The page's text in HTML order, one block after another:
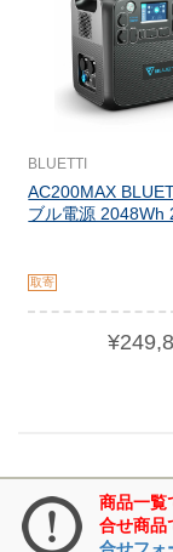
BLUETTI
AC200MAX
ブル電源 2048Wh
取寄
商品一覧
合せ商品